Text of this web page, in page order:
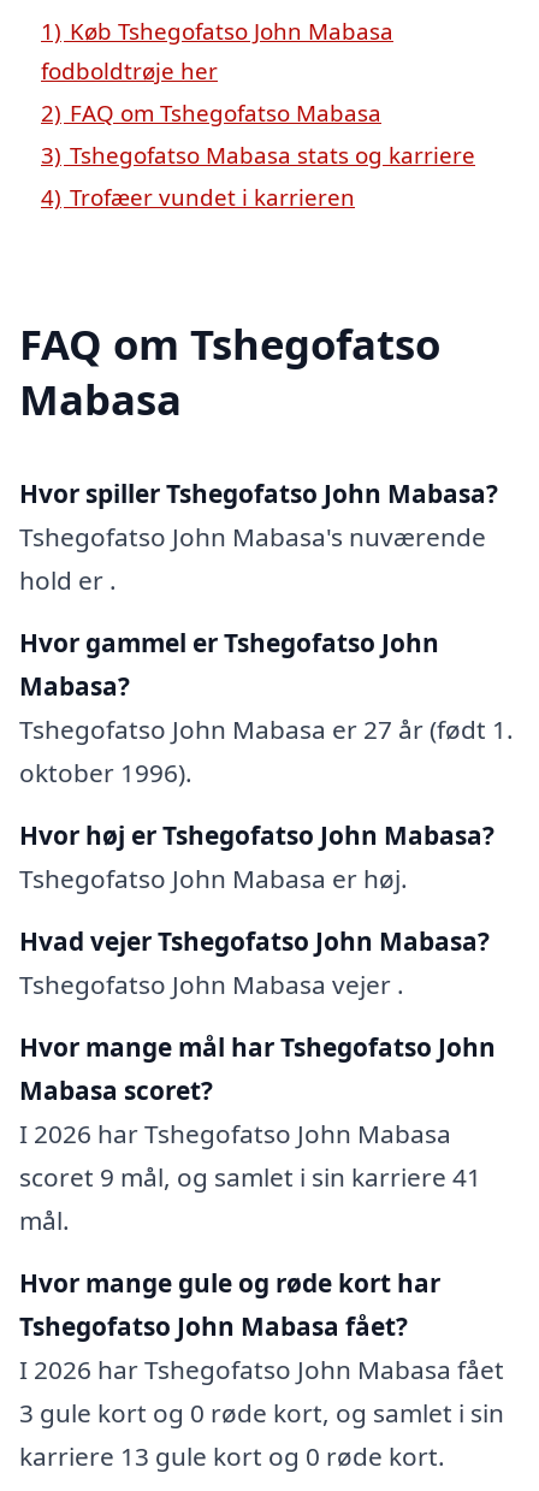
1) Køb Tshegofatso John Mabasa
fodboldtrøje her
2) FAQ om Tshegofatso Mabasa
3) Tshegofatso Mabasa stats og karriere
4) Trofæer vundet i karrieren
FAQ om Tshegofatso
Mabasa
Hvor spiller Tshegofatso John Mabasa?
Tshegofatso John Mabasa's nuværende
hold er .
Hvor gammel er Tshegofatso John
Mabasa?
Tshegofatso John Mabasa er 27 år (født 1.
oktober 1996).
Hvor høj er Tshegofatso John Mabasa?
Tshegofatso John Mabasa er høj.
Hvad vejer Tshegofatso John Mabasa?
Tshegofatso John Mabasa vejer .
Hvor mange mål har Tshegofatso John
Mabasa scoret?
I 2026 har Tshegofatso John Mabasa
scoret 9 mål, og samlet i sin karriere 41
mål.
Hvor mange gule og røde kort har
Tshegofatso John Mabasa fået?
I 2026 har Tshegofatso John Mabasa fået
3 gule kort og 0 røde kort, og samlet i sin
karriere 13 gule kort og 0 røde kort.